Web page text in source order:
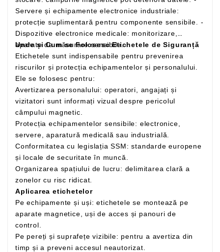
Servere și echipamente electronice industriale:
protecție suplimentară pentru componente sensibile. -
Dispozitive electronice medicale: monitorizare,
aparate de măsurare sensibile.
Unde și Cum se Folosesc Etichetele de Siguranță
Etichetele sunt indispensabile pentru prevenirea
riscurilor și protecția echipamentelor și personalului.
Ele se folosesc pentru:
Avertizarea personalului: operatori, angajați și
vizitatori sunt informați vizual despre pericolul
câmpului magnetic.
Protecția echipamentelor sensibile: electronice,
servere, aparatură medicală sau industrială.
Conformitatea cu legislația SSM: standarde europene
și locale de securitate în muncă.
Organizarea spațiului de lucru: delimitarea clară a
zonelor cu risc ridicat.
Aplicarea etichetelor
Pe echipamente și uși: etichetele se montează pe
aparate magnetice, uși de acces și panouri de
control.
Pe pereți și suprafețe vizibile: pentru a avertiza din
timp și a preveni accesul neautorizat.